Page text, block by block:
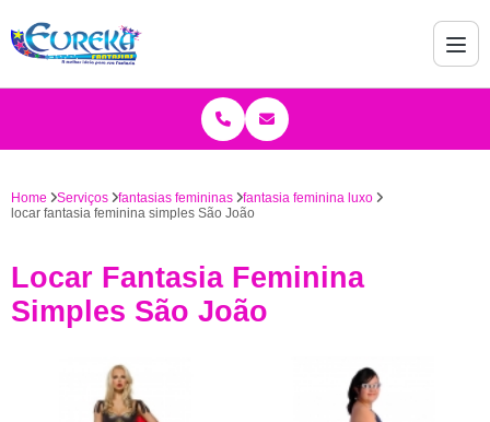
Home Serviços fantasias femininas
fantasia feminina luxo
locar fantasia feminina simples São João
Locar Fantasia Feminina
Simples São João